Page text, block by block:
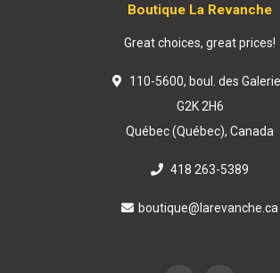
Boutique La Revanche
Great choices, great prices!
110-5600, boul. des
G2K 2H6
Québec (Québec), Canada
418 263-5389
boutique@larevanche.ca